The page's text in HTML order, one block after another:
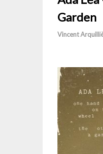
Garden
Vincent